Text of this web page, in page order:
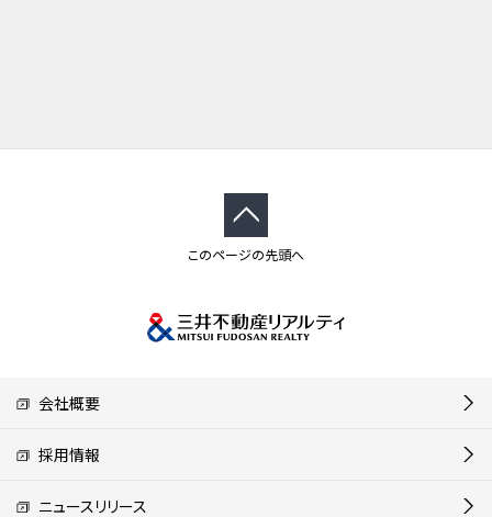
このページの先頭へ
会社概要
採用情報
ニュースリリース